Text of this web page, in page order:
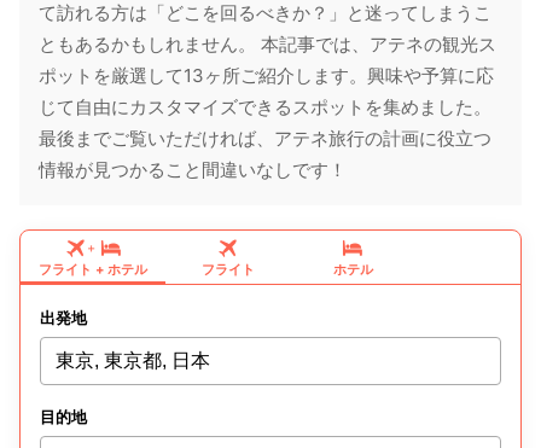
て訪れる方は「どこを回るべきか？」と迷ってしまうこ
ともあるかもしれません。 本記事では、アテネの観光ス
ポットを厳選して13ヶ所ご紹介します。興味や予算に応
じて自由にカスタマイズできるスポットを集めました。
最後までご覧いただければ、アテネ旅行の計画に役立つ
情報が見つかること間違いなしです！
+
フライト + ホテル フライト ホテル
出発地
東京, 東京都, 日本
目的地